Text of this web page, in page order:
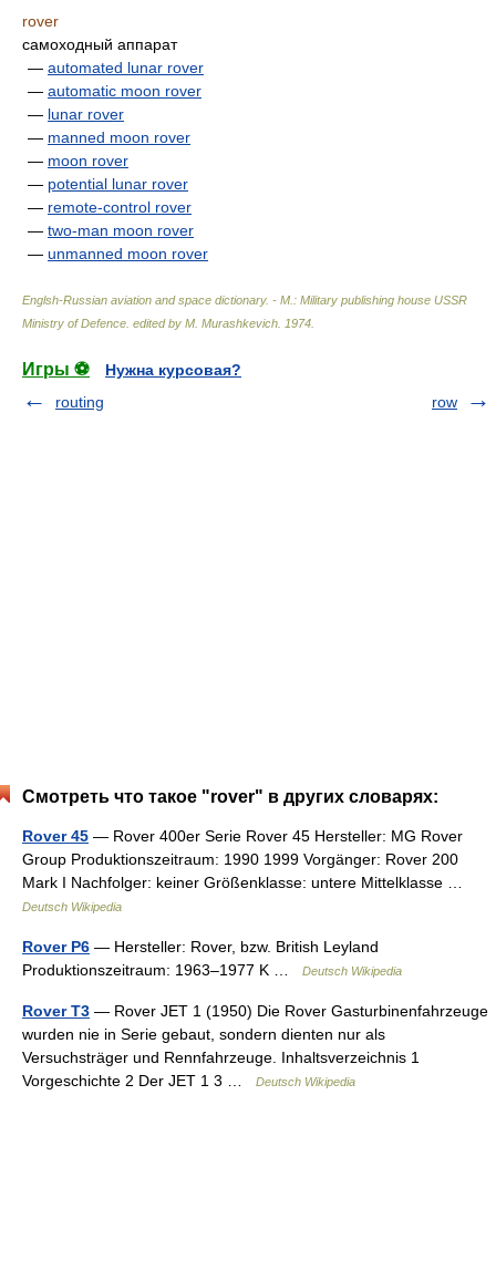
rover
самоходный аппарат
— automated lunar rover
— automatic moon rover
— lunar rover
— manned moon rover
— moon rover
— potential lunar rover
— remote-control rover
— two-man moon rover
— unmanned moon rover
Englsh-Russian aviation and space dictionary. - M.: Military publishing house USSR
Ministry of Defence edited by M. Murashkevich 1974
Игры ⚽
Нужна курсовая?
routing
row
Смотреть что такое "rover" в других словарях:
Rover 45 — Rover 400er Serie Rover 45 Hersteller: MG Rover
Group Produktionszeitraum: 1990 1999 Vorgänger: Rover 200
Mark I Nachfolger: keiner Größenklasse: untere Mittelklasse …
Deutsch Wikipedia
Rover P6 — Hersteller: Rover, bzw. British Leyland
Produktionszeitraum: 1963–1977 K …
Deutsch Wikipedia
Rover T3 — Rover JET 1 (1950) Die Rover Gasturbinenfahrzeuge
wurden nie in Serie gebaut, sondern dienten nur als
Versuchsträger und Rennfahrzeuge. Inhaltsverzeichnis 1
Vorgeschichte 2 Der JET 1 3 …
Deutsch Wikipedia